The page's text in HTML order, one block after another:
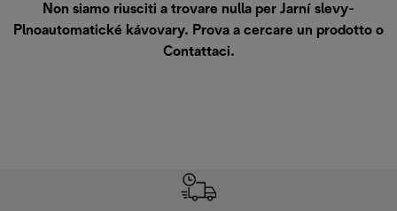
Non siamo riusciti a trovare nulla per Jarní slevy-
Plnoautomatické kávovary. Prova a cercare un prodotto o
Contattaci.